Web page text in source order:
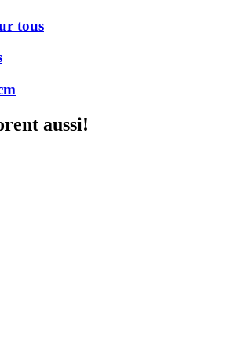
tous
aussi!